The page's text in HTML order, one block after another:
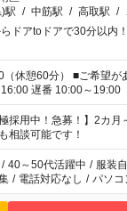
駅 / 中筋駅 / 高取駅 /
ドアtoドアで30分以内
希望があれば下記シフトもOK！
10:00～19:00 「家族と休みを合わせた
持って夕飯の準備がし
、ご希望を教えてくださいね。
のお仕事で希望する勤
合計で週40時間を超え
極採用中！急募！】2カ
相談可能です！
/ 40～50代活躍中 / 服装
/ 電話対応なし / パソコ